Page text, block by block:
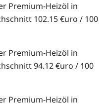
Premium-Heizöl in
102.15 €uro / 100
Premium-Heizöl in
94.12 €uro / 100
Premium-Heizöl in